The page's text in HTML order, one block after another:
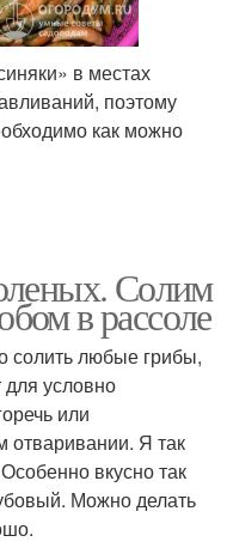
в местах
поэтому
как можно
Солим
в рассоле
солить любые грибы,
условно
или
отваривании. Я так
вкусно так
Можно делать